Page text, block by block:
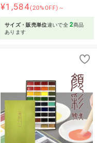
¥1,584(20%OFF)～
サイズ・販売単位違いで全 2商品
あります